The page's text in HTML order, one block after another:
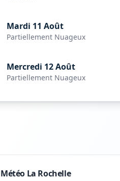
Mardi 11 Août
Partiellement Nuageux
Mercredi 12 Août
Partiellement Nuageux
Météo La Rochelle